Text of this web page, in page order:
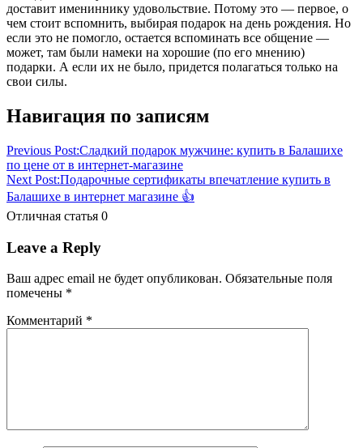
доставит имениннику удовольствие. Потому это — первое, о
чем стоит вспомнить, выбирая подарок на день рождения. Но
если это не помогло, остается вспоминать все общение —
может, там были намеки на хорошие (по его мнению)
подарки. А если их не было, придется полагаться только на
свои силы.
гастрономические малознакомомумужчине
символическичто
Навигация по записям
Previous Post:Сладкий подарок мужчине: купить в Балашихе
по цене от в интернет-магазине
Next Post:Подарочные сертификаты впечатление купить в
Балашихе в интернет магазине 👍
Отличная статья 0
Leave a Reply
Ваш адрес email не будет опубликован. Обязательные поля
помечены *
Комментарий *